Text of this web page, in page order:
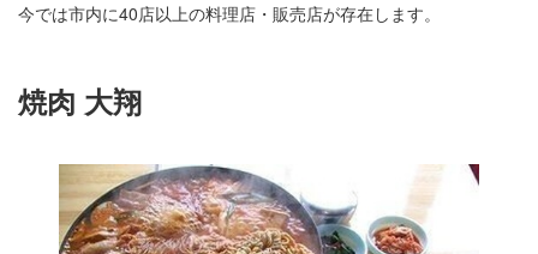
今では市内に40店以上の料理店・販売店が存在します。
焼肉 大翔